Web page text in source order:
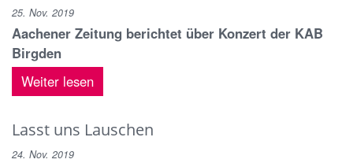
25. Nov. 2019
Aachener Zeitung berichtet über Konzert der KAB
Birgden
Weiter lesen
Lasst uns Lauschen
24. Nov. 2019